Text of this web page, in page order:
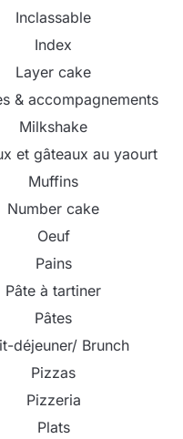
Inclassable
Index
Layer cake
& accompagnements
Milkshake
et gâteaux au yaourt
Muffins
Number cake
Oeuf
Pains
Pâte à tartiner
Pâtes
déjeuner/ Brunch
Pizzas
Pizzeria
Plats